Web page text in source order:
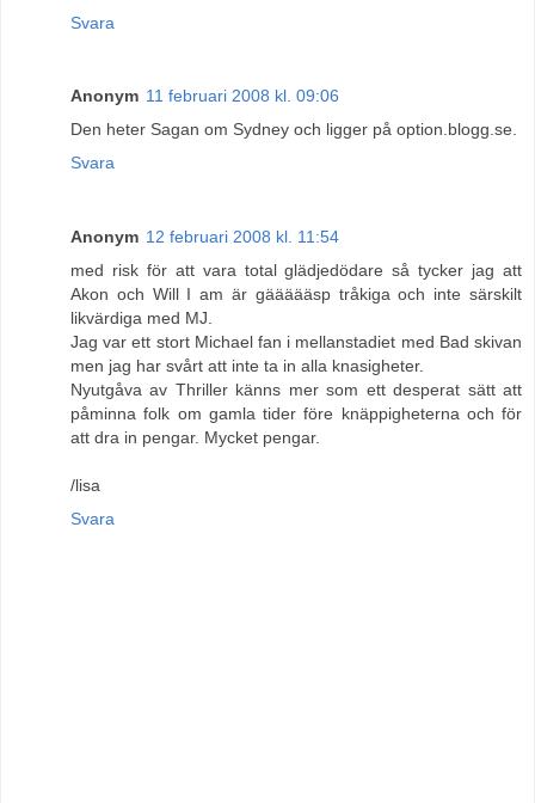
Svara
Anonym 11 februari 2008 kl. 09:06
Den heter Sagan om Sydney och ligger på option.blogg.se.
Svara
Anonym 12 februari 2008 kl. 11:54
med risk för att vara total glädjedödare så tycker jag att
Akon och Will I am är gäääääsp tråkiga och inte särskilt
likvärdiga med MJ.
Jag var ett stort Michael fan i mellanstadiet med Bad skivan
men jag har svårt att inte ta in alla knasigheter.
Nyutgåva av Thriller känns mer som ett desperat sätt att
påminna folk om gamla tider före knäppigheterna och för
att dra in pengar. Mycket pengar.
/lisa
Svara